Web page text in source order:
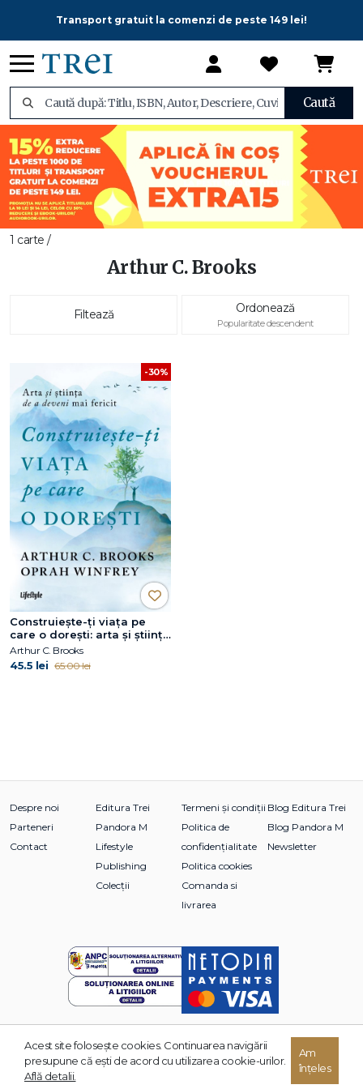
Transport gratuit la comenzi de peste 149 lei!
Caută
1 carte /
Arthur C. Brooks
Filtează Ordonează
Popularitate descendent
-30%
Construiește-ți viața pe
care o dorești: arta și știința
de a deveni mai fericit
Arthur C. Brooks
45.5 lei 65.00 lei
Despre noi
Parteneri
Contact
Editura Trei
Pandora M
Lifestyle
Publishing
Colecții
Termeni și condiții
Politica de
confidențialitate
Politica cookies
Comanda si
livrarea
Blog Editura Trei
Blog Pandora M
Newsletter
© 2026 Grupul Editorial TREI. Toate drepturile rezervate.
Acest site foloseşte cookies. Continuarea navigării
presupune că eşti de acord cu utilizarea cookie-urilor.
Află detalii.
Am
înțeles